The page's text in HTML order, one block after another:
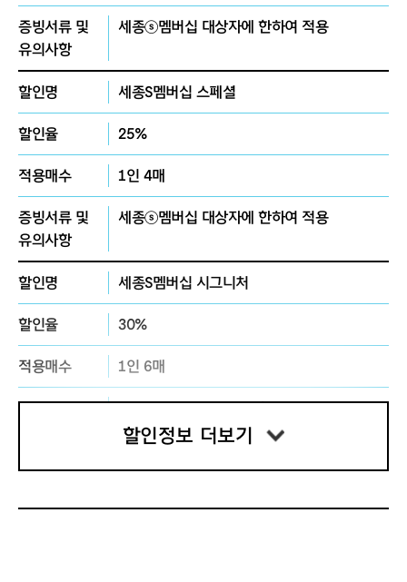
증빙서류 및
유의사항
세종ⓢ멤버십 대상자에 한하여 적용
할인명 세종S멤버십 스페셜
할인율 25%
적용매수 1인 4매
증빙서류 및
유의사항
세종ⓢ멤버십 대상자에 한하여 적용
할인명 세종S멤버십 시그니처
할인율 30%
적용매수 1인 6매
증빙서류 및
세종ⓢ멤버십 대상자에 한하여 적용
할인명 장애인(1~3급)
할인정보 더보기